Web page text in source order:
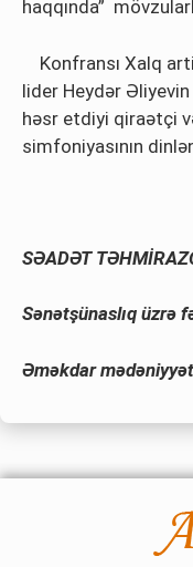
haqqında”
Konfransı Xalq
lider Heydər Əliyevin
həsr etdiyi qiraətçi
simfoniyasının
SƏADƏT
Sənətşünaslıq üzrə
Əməkdar